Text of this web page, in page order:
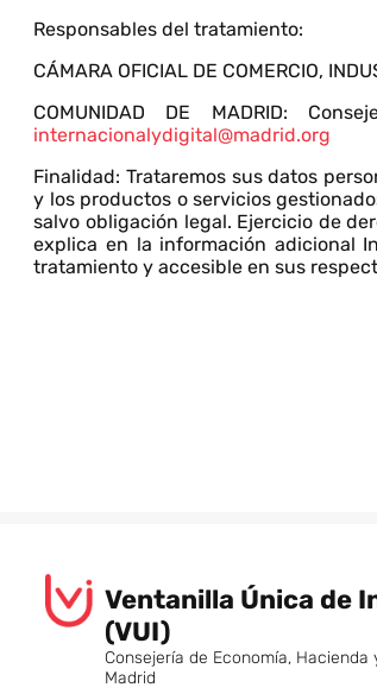
Responsables del tratamiento:
CÁMARA OFICIAL DE COMERCIO,
COMUNIDAD DE MADRID:
internacionalydigital@madrid.org
Finalidad: Trataremos sus datos
y los productos o servicios
salvo obligación legal. Ejercicio de
explica en la información adicional
tratamiento y accesible en sus
Ventanilla Única de
(VUI)
Consejería de Economía, Hacienda
Madrid